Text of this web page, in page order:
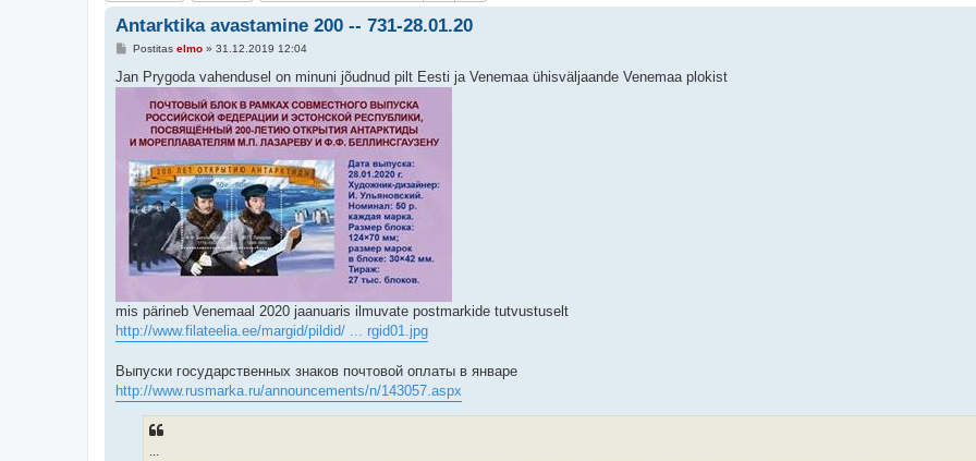
Antarktika avastamine 200 -- 731-28.01.20
P
s
t
s
Postitas elmo» 31.12.2019 12:04
Jan Prygoda vahendusel on minuni jõudnud pilt Eesti ja Venemaa ühisväljaande Venemaa plokist
mis pärineb Venemaal 2020 jaanuaris ilmuvate postmarkide tutvustuselt
http://www.filateelia.ee/margid/pildid/ ... rgid01.jpg
Выпуски государственных знаков почтовой оплаты в январе
http://www.rusmarka.ru/announcements/n/143057.aspx
...